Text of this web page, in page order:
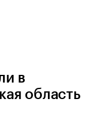
в
область